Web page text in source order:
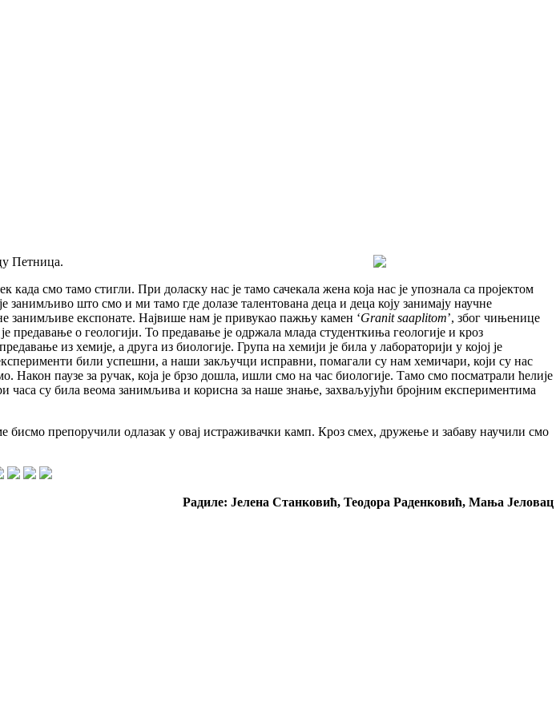
Петница.
смо тамо стигли. При доласку нас је тамо сачекала жена која нас је упознала са пројектом
што смо и ми тамо где долазе талентована деца и деца коју занимају научне
занимљиве експонате. Највише нам је привукао пажњу камен ‘Granit saaplitom’, због чињенице
о геологији. То предавање је одржала млада студенткиња геологије и кроз
из хемије, а друга из биологије. Група на хемији је била у лабораторији у којој је
били успешни, а наши закључци исправни, помагали су нам хемичари, који су нас
паузе за ручак, која је брзо дошла, ишли смо на час биологије. Тамо смо посматрали ћелије
су била веома занимљива и корисна за наше знање, захваљујући бројним експериментима
препоручили одлазак у овај истраживачки камп. Кроз смех, дружење и забаву научили смо
Радиле: Јелена Станковић, Теодора Раденковић, Мања Јеловац